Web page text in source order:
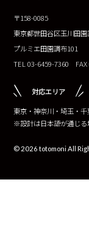
〒158-0085
東京都世田谷区玉川田
プルミエ田園調布101
TEL 03-6459-7360 FAX
対応エリア
東京・神奈川・埼玉・
※設計は日本語が通じる
© 2026 totomoni All